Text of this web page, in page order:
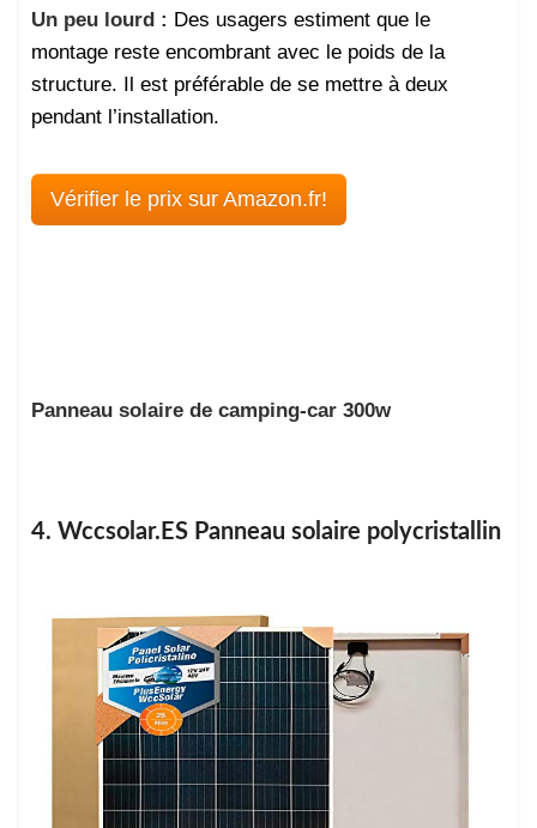
Un peu lourd : Des usagers estiment que le
montage reste encombrant avec le poids de la
structure. Il est préférable de se mettre à deux
pendant l’installation.
Vérifier le prix sur Amazon.fr!
Panneau solaire de camping-car 300w
4. Wccsolar.ES Panneau solaire polycristallin